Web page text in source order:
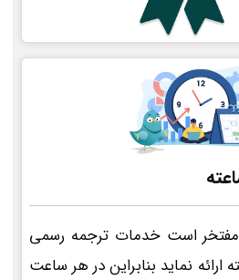
است خدمات ترجمه رسمی
به‌صورت 24 ساعته ارائه نماید بنابراین در هر ساعت